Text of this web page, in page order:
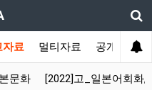
자료 멀티자료 공개자료
문화 [2022]고_일본어회화,